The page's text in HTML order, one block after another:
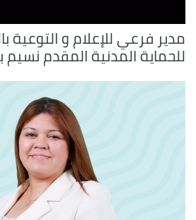
مدير فرعي للإعلام و التوعية
للحماية المدنية المقدم نسيم